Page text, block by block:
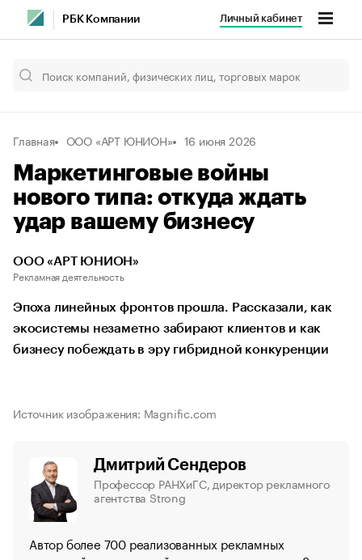
РБК Компании Личный кабинет
Главная ООО «АРТ ЮНИОН» 16 июня 2026
Маркетинговые войны
нового типа: откуда ждать
удар вашему бизнесу
ООО «АРТ ЮНИОН»
Рекламная деятельность
Эпоха линейных фронтов прошла. Рассказали, как
экосистемы незаметно забирают клиентов и как
бизнесу побеждать в эру гибридной конкуренции
Источник изображения: Magnific.com
Дмитрий Сендеров
Профессор РАНХиГС, директор рекламного
агентства Strong
Автор более 700 реализованных рекламных